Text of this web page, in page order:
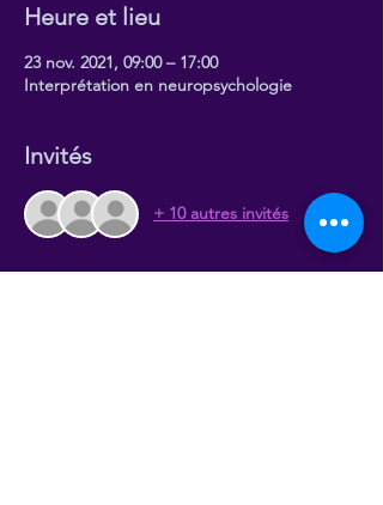
Heure et lieu
23 nov. 2021, 09:00 – 17:00
Interprétation en neuropsychologie
Invités
+ 10 autres invités